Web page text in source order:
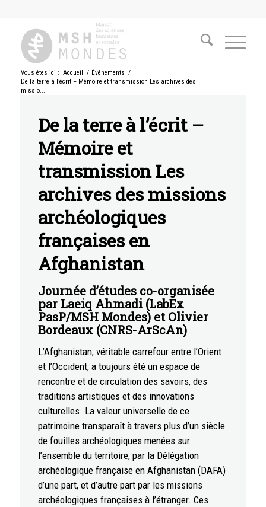
Vous êtes ici : Accueil / Événements /
De la terre à l’écrit – Mémoire et transmission Les archives des
missio...
De la terre à l’écrit –
Mémoire et
transmission Les
archives des missions
archéologiques
françaises en
Afghanistan
Journée d’études co-organisée
par Laeiq Ahmadi (LabEx
PasP/MSH Mondes) et Olivier
Bordeaux (CNRS-ArScAn)
L’Afghanistan, véritable carrefour entre l’Orient
et l’Occident, a toujours été un espace de
rencontre et de circulation des savoirs, des
traditions artistiques et des innovations
culturelles. La valeur universelle de ce
patrimoine transparaît à travers plus d’un siècle
de fouilles archéologiques menées sur
l’ensemble du territoire, par la Délégation
archéologique française en Afghanistan (DAFA)
d’une part, et d’autre part par les missions
archéologiques françaises à l’étranger. Ces